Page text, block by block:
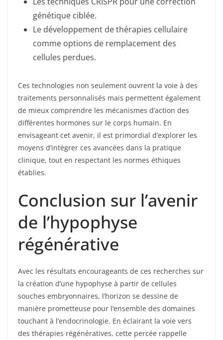
génétique ciblée.
Le développement de thérapies cellulaire
comme options de remplacement des
cellules perdues.
Ces technologies non seulement ouvrent la voie à des
traitements personnalisés mais permettent également
de mieux comprendre les mécanismes d’action des
différentes hormones sur le corps humain. En
envisageant cet avenir, il est primordial d’explorer les
moyens d’intégrer ces avancées dans la pratique
clinique, tout en respectant les normes éthiques
établies.
Conclusion sur l’avenir
de l’hypophyse
régénérative
Avec les résultats encourageants de ces recherches sur
la création d’une hypophyse à partir de cellules
souches embryonnaires, l’horizon se dessine de
manière prometteuse pour l’ensemble des domaines
touchant à l’endocrinologie. En éclairant la voie vers
des thérapies régénératives, cette percée rappelle